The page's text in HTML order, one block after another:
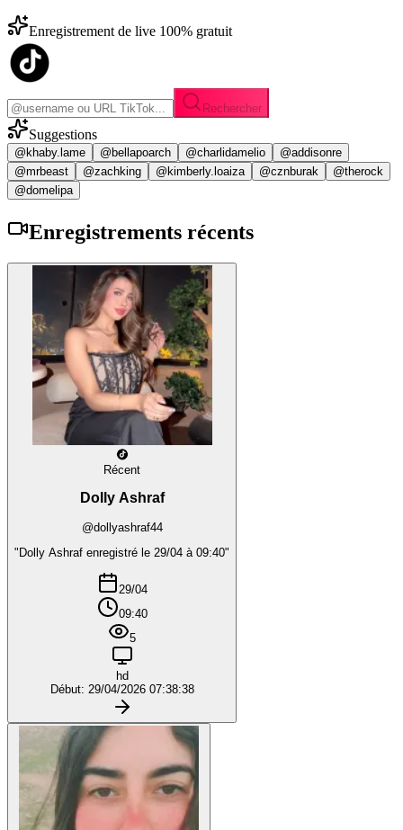
Enregistrement de live 100% gratuit
Rechercher
Suggestions
@khaby.lame @bellapoarch @charlidamelio
@addisonre
@mrbeast
@zachking @kimberly.loaiza @cznburak
@therock
@domelipa
Enregistrements récents
Récent
Dolly Ashraf
@dollyashraf44
"Dolly Ashraf enregistré le 29/04 à 09:40"
29/04
09:40
5
hd
Début: 29/04/2026 07:38:38